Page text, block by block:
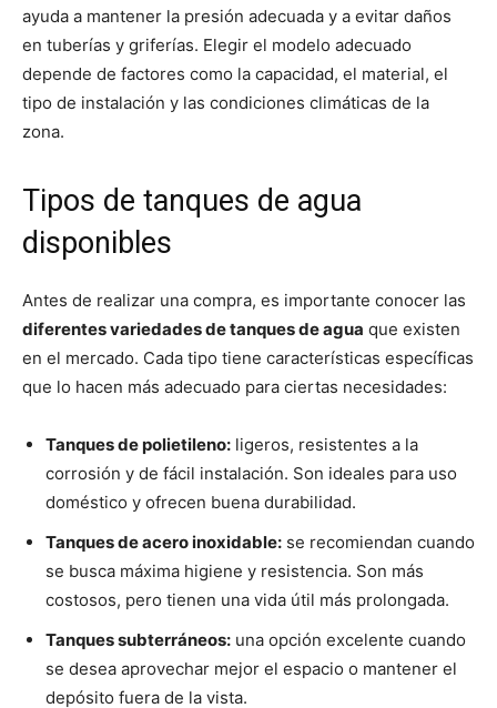
ayuda a mantener la presión adecuada y a evitar daños
en tuberías y griferías. Elegir el modelo adecuado
depende de factores como la capacidad, el material, el
tipo de instalación y las condiciones climáticas de la
zona.
Tipos de tanques de agua
disponibles
Antes de realizar una compra, es importante conocer las
diferentes variedades de tanques de agua que existen
en el mercado. Cada tipo tiene características específicas
que lo hacen más adecuado para ciertas necesidades:
Tanques de polietileno: ligeros, resistentes a la
corrosión y de fácil instalación. Son ideales para uso
doméstico y ofrecen buena durabilidad.
Tanques de acero inoxidable: se recomiendan cuando
se busca máxima higiene y resistencia. Son más
costosos, pero tienen una vida útil más prolongada.
Tanques subterráneos: una opción excelente cuando
se desea aprovechar mejor el espacio o mantener el
depósito fuera de la vista.